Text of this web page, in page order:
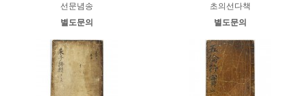
선문념송
별도문의
초의선다책
별도문의